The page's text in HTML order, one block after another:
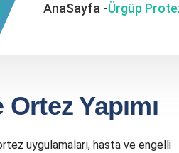
AnaSayfa -Ürgüp
Yapımı
uygulamaları, hasta ve engelli